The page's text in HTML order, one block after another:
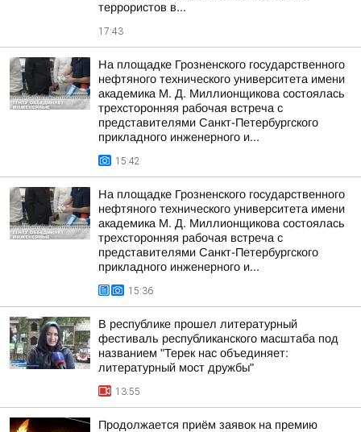
террористов в...
17:43
На площадке Грозненского государственного
нефтяного технического университета имени
академика М. Д. Миллионщикова состоялась
трехсторонняя рабочая встреча с
представителями Санкт-Петербургского
прикладного инженерного и...
15:42
На площадке Грозненского государственного
нефтяного технического университета имени
академика М. Д. Миллионщикова состоялась
трехсторонняя рабочая встреча с
представителями Санкт-Петербургского
прикладного инженерного и...
15:36
В республике прошел литературный
фестиваль республиканского масштаба под
названием "Терек нас объединяет:
литературный мост дружбы"
13:55
Продолжается приём заявок на премию